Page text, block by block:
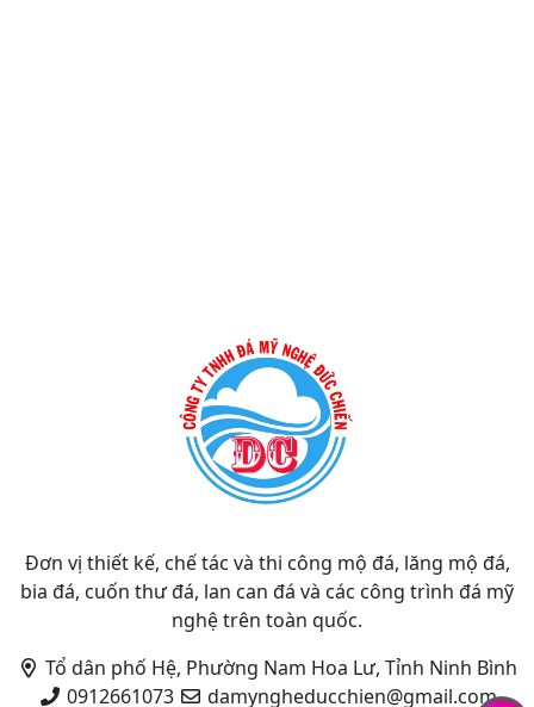
Đơn vị thiết kế, chế tác và thi công mộ đá, lăng mộ đá,
bia đá, cuốn thư đá, lan can đá và các công trình đá mỹ
nghệ trên toàn quốc.
Tổ dân phố Hệ, Phường Nam Hoa Lư, Tỉnh Ninh Bình
0912661073
damyngheducchien@gmail.com